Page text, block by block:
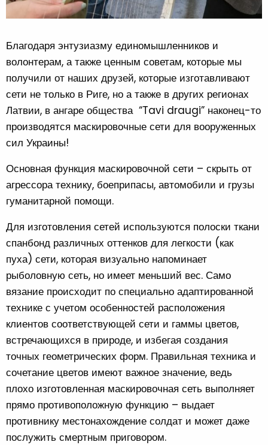
Благодаря энтузиазму единомышленников и
волонтерам, а также ценным советам, которые мы
получили от наших друзей, которые изготавливают
сети не только в Риге, но а также в других регионах
Латвии, в ангаре общества“Tavi draugi” наконец-то
производятся маскировочные сети для вооруженных
сил Украины!
Основная функция маскировочной сети – скрыть от
агрессора технику, боеприпасы, автомобили и грузы
гуманитарной помощи.
Для изготовления сетей используются полоски ткани
спанбонд различных оттенков для легкости (как
пуха) сети, которая визуально напоминает
рыболовную сеть, но имеет меньший вес. Само
вязание происходит по специально адаптированной
технике с учетом особенностей расположения
клиентов соответствующей сети и гаммы цветов,
встречающихся в природе, и избегая создания
точных геометрических форм. Правильная техника и
сочетание цветов имеют важное значение, ведь
плохо изготовленная маскировочная сеть выполняет
прямо противоположную функцию – выдает
противнику местонахождение солдат и может даже
послужить смертным приговором.